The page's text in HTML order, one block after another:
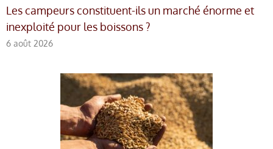
Les campeurs constituent-ils un marché énorme et
inexploité pour les boissons ?
6 août 2026